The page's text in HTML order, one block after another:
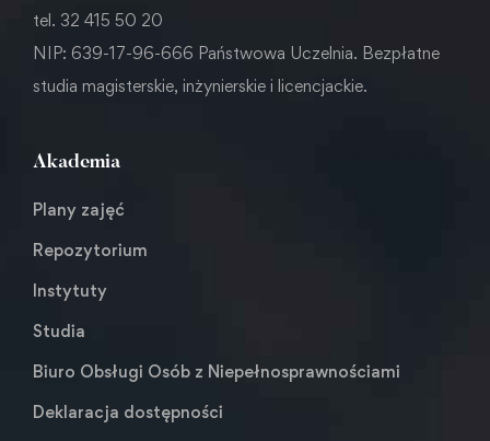
tel. 32 415 50 20
NIP: 639-17-96-666 Państwowa Uczelnia. Bezpłatne
studia magisterskie, inżynierskie i licencjackie.
Akademia
Plany zajęć
Repozytorium
Instytuty
Studia
Biuro Obsługi Osób z Niepełnosprawnościami
Deklaracja dostępności